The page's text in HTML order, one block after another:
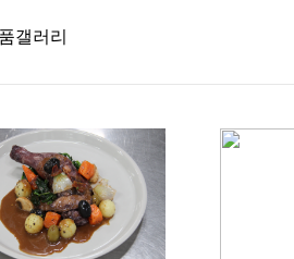
갤러리